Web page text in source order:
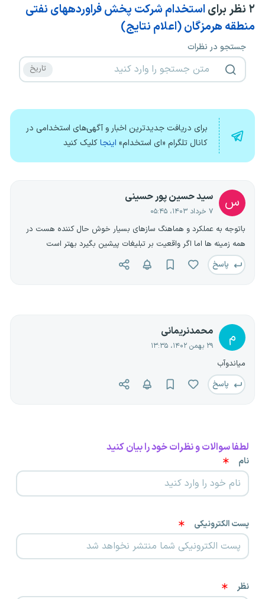
۲ نظر برای استخدام شرکت پخش فراوردههای نفتی
منطقه هرمزگان (اعلام نتایج)
جستجو در نظرات
برای دریافت جدیدترین اخبار و آگهی‌های استخدامی در
کانال تلگرام «ای استخدام» اینجاکلیک کنید
س سید حسین پور حسینی
۷ خرداد ۱۴۰۳، ۰۵:۴۵
باتوجه به عملکرد و هماهنگ سازهای بسیار خوش حال کننده هست در
همه زمینه ها اما اگر واقعیت بر تبلیغات پیشین بگیرد بهتر است
پاسخ
م محمدنریمانی
۲۹ بهمن ۱۴۰۲، ۱۳:۳۵
میاندوآب
پاسخ
لطفا سوالات و نظرات خود را بیان کنید
نام
پست الکترونیکی
نظر